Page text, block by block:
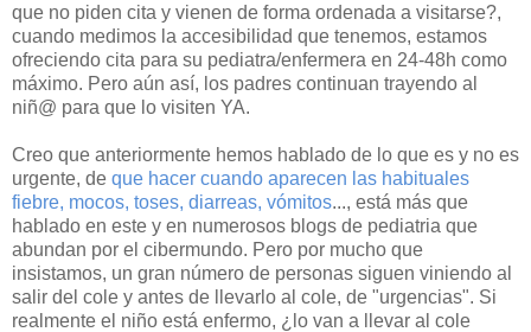
que no piden cita y vienen de forma ordenada a visitarse?,
cuando medimos la accesibilidad que tenemos, estamos
ofreciendo cita para su pediatra/enfermera en 24-48h como
máximo. Pero aún así, los padres continuan trayendo al
niñ@ para que lo visiten YA.
Creo que anteriormente hemos hablado de lo que es y no es
urgente, de que hacer cuando aparecen las habituales
fiebre, mocos, toses, diarreas, vómitos..., está más que
hablado en este y en numerosos blogs de pediatria que
abundan por el cibermundo. Pero por mucho que
insistamos, un gran número de personas siguen viniendo al
salir del cole y antes de llevarlo al cole, de "urgencias". Si
realmente el niño está enfermo, ¿lo van a llevar al cole